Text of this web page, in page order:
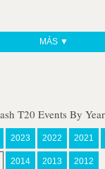
MÁS ▼
T20 Events By
2023 2022 2021
2014 2013 2012